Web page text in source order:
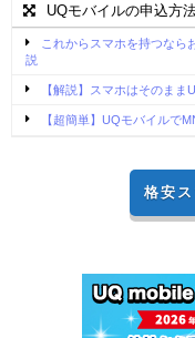
UQモバイルの申込方
これからスマホを持つなら
説
【解説】スマホはそのま
【超簡単】UQモバイルで
格安